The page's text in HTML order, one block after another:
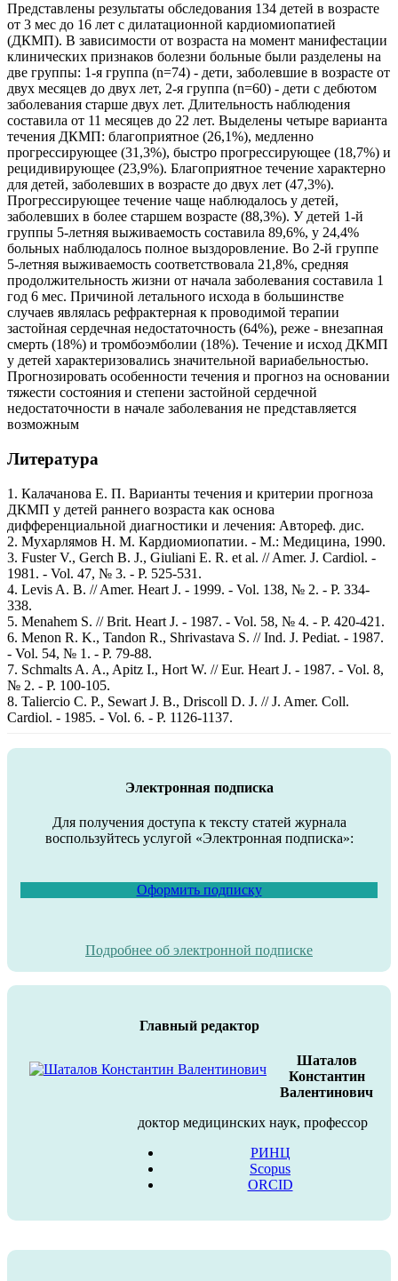
Представлены результаты обследования 134 детей в возрасте
от 3 мес до 16 лет с дилатационной кардиомиопатией
(ДКМП). В зависимости от возраста на момент манифестации
клинических признаков болезни больные были разделены на
две группы: 1-я группа (n=74) - дети, заболевшие в возрасте от
двух месяцев до двух лет, 2-я группа (n=60) - дети с дебютом
заболевания старше двух лет. Длительность наблюдения
составила от 11 месяцев до 22 лет. Выделены четыре варианта
течения ДКМП: благоприятное (26,1%), медленно
прогрессирующее (31,3%), быстро прогрессирующее (18,7%) и
рецидивирующее (23,9%). Благоприятное течение характерно
для детей, заболевших в возрасте до двух лет (47,3%).
Прогрессирующее течение чаще наблюдалось у детей,
заболевших в более старшем возрасте (88,3%). У детей 1-й
группы 5-летняя выживаемость составила 89,6%, у 24,4%
больных наблюдалось полное выздоровление. Во 2-й группе
5-летняя выживаемость соответствовала 21,8%, средняя
продолжительность жизни от начала заболевания составила 1
год 6 мес. Причиной летального исхода в большинстве
случаев являлась рефрактерная к проводимой терапии
застойная сердечная недостаточность (64%), реже - внезапная
смерть (18%) и тромбоэмболии (18%). Течение и исход ДКМП
у детей характеризовались значительной вариабельностью.
Прогнозировать особенности течения и прогноз на основании
тяжести состояния и степени застойной сердечной
недостаточности в начале заболевания не представляется
возможным
Литература
1. Калачанова Е. П. Варианты течения и критерии прогноза
ДКМП у детей раннего возраста как основа
дифференциальной диагностики и лечения: Автореф. дис.
2. Мухарлямов Н. М. Кардиомиопатии. - М.: Медицина, 1990.
3. Fuster V., Gerch B. J., Giuliani E. R. et al. // Amer. J. Cardiol. -
1981. - Vol. 47, № 3. - P. 525-531.
4. Levis A. B. // Amer. Heart J. - 1999. - Vol. 138, № 2. - P. 334-
338.
5. Menahem S. // Brit. Heart J. - 1987. - Vol. 58, № 4. - P. 420-421.
6. Mеnon R. K., Tandon R., Shrivastava S. // Ind. J. Pediat. - 1987.
- Vol. 54, № 1. - P. 79-88.
7. Schmalts A. A., Apitz I., Hort W. // Eur. Heart J. - 1987. - Vol. 8,
№ 2. - P. 100-105.
8. Taliercio C. P., Sewart J. B., Driscoll D. J. // J. Amer. Cоll.
Cardiol. - 1985. - Vol. 6. - P. 1126-1137.
Электронная подписка
Для получения доступа к тексту статей журнала
воспользуйтесь услугой «Электронная подписка»:
Оформить подписку
Подробнее об электронной подписке
Главный редактор
Шаталов
Константин
Валентинович
доктор медицинских наук, профессор
РИНЦ
Scopus
ORCID